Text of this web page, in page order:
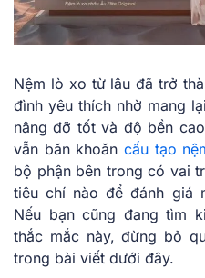
Nệm lò xo từ lâu đã trở
đình yêu thích nhờ mang
nâng đỡ tốt và độ bền
vẫn băn khoăn cấu tạo
bộ phận bên trong có vai
tiêu chí nào để đánh giá
Nếu bạn cũng đang tìm
thắc mắc này, đừng bỏ
trong bài viết dưới đây.